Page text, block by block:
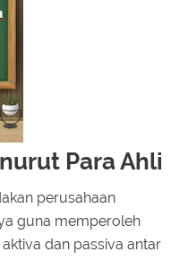
Para Ahli
perusahaan
guna memperoleh
dan passiva antar